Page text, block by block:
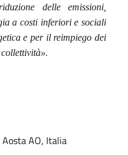
delle emissioni,
a costi inferiori e sociali
e per il reimpiego dei
AO, Italia